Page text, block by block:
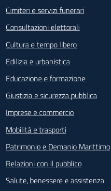
Cimiteri e servizi funerari
Consultazioni elettorali
Cultura e tempo libero
Edilizia e urbanistica
Educazione e formazione
Giustizia e sicurezza pubblica
Imprese e commercio
Mobilità e trasporti
Patrimonio e Demanio Marittimo
Relazioni con il pubblico
Salute, benessere e assistenza